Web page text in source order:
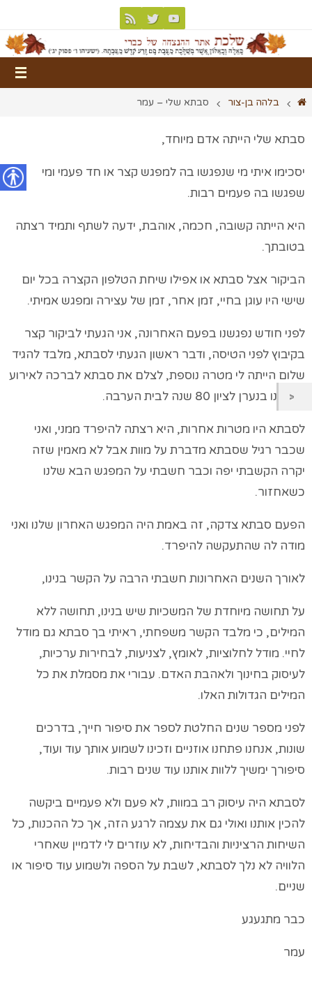
בלהה בן-צור סבתא שלי – עמר
סבתא שלי הייתה אדם מיוחד,
יסכימו איתי מי שנפגשו בה למפגש קצר או חד פעמי ומי
שפגשו בה פעמים רבות.
היא הייתה קשובה, חכמה, אוהבת, ידעה לשתף ותמיד רצתה
בטובתך.
הביקור אצל סבתא או אפילו שיחת הטלפון הקצרה בכל יום
שישי היו עוגן בחיי, זמן אחר, זמן של עצירה ומפגש אמיתי.
לפני חודש נפגשנו בפעם האחרונה, אני הגעתי לביקור קצר
בקיבוץ לפני הטיסה, ודבר ראשון הגעתי לסבתא, מלבד להגיד
שלום הייתה לי מטרה נוספת, לצלם את סבתא לברכה לאירוע
שעשינו בנערן לציון 80 שנה לבית הערבה.
לסבתא היו מטרות אחרות, היא רצתה להיפרד ממני, ואני
שכבר רגיל שסבתא מדברת על מוות אבל לא מאמין שזה
יקרה הקשבתי יפה וכבר חשבתי על המפגש הבא שלנו
כשאחזור.
הפעם סבתא צדקה, זה באמת היה המפגש האחרון שלנו ואני
מודה לה שהתעקשה להיפרד.
לאורך השנים האחרונות חשבתי הרבה על הקשר בנינו,
על תחושה מיוחדת של המשכיות שיש בנינו, תחושה ללא
המילים, כי מלבד הקשר משפחתי, ראיתי בך סבתא גם מודל
לחיי. מודל לחלוציות, לאומץ, לצניעות, לבחירות ערכיות,
לעיסוק בחינוך ולאהבת האדם. עבורי את מסמלת את כל
המילים הגדולות האלו.
לפני מספר שנים החלטת לספר את סיפור חייך, בדרכים
שונות, אנחנו פתחנו אוזניים וזכינו לשמוע אותך עוד ועוד,
סיפורך ימשיך ללוות אותנו עוד שנים רבות.
לסבתא היה עיסוק רב במוות, לא פעם ולא פעמיים ביקשה
להכין אותנו ואולי גם את עצמה לרגע הזה, אך כל ההכנות, כל
השיחות הרציניות והבדיחות, לא עוזרים לי לדמיין שאחרי
הלוויה לא נלך לסבתא, לשבת על הספה ולשמוע עוד סיפור או
שניים.
כבר מתגעגע
עמר